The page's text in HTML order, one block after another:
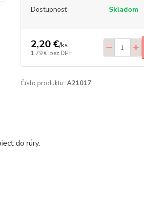
Dostupnosť Skladom
2,20 €/ks
1,79 € bez DPH
Číslo produktu: A21017
do rúry.